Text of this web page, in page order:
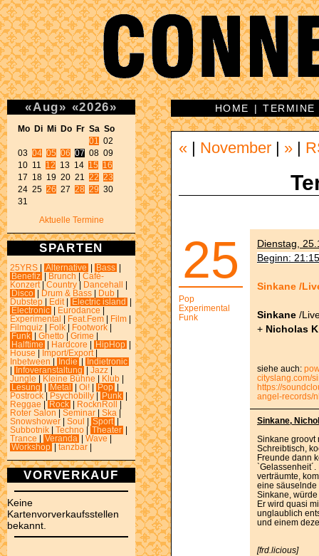
«Aug» «2026»
Mo Di Mi Do Fr Sa So
01
02
03 04 05 06 07 08 09
10 11 12 13 14 15
16
17 18 19 20 21 22 23
24 25 26 27 28 29 30
31
Aktuelle Termine
SPARTEN
25YRS Alternative Bass
Benefiz
Brunch
Café-
Konzert
Country Dancehall
Disco
Drum & Bass Dub
Dubstep
Edit Electric island
Electronic
Eurodance
Experimental
Feat.Fem Film
Filmquiz
Folk Footwork
Funk
Ghetto Grime
Halftime
Hardcore HipHop
House
Import/Export
Inbetween
Indie
Indietronic
Infoveranstaltung Jazz
Jungle
Kleine Bühne Klub
Lesung
Metal Oi! Pop
Postrock
Psychobilly Punk
Reggae
Rock RocknRoll
Roter Salon
Seminar Ska
Snowshower
Soul Sport
Subbotnik
Techno Theater
Trance
Veranda Wave
Workshop
tanzbar
VORVERKAUF
Keine
Kartenvorverkaufsstellen
bekannt.
HOME |TERMINE
« November »
25
Pop
Experimental
Funk
Dienstag,
Beginn:
Sinkane /
Sinkane /
+ Nicholas
siehe auch:
cityslang.com/
https://
angel-records/
Sinkane,
Sinkane groovt
Schreibtisch,
Freunde dann
verträumte,
eine säuselnde
Sinkane,
Er wird quasi
unglaublich
und einem
[frd.licious]